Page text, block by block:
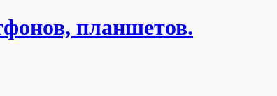
планшетов.